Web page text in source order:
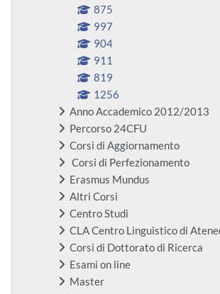
875
997
904
911
819
1256
Anno Accademico 2012/2013
Percorso 24CFU
Corsi di Aggiornamento
Corsi di Perfezionamento
Erasmus Mundus
Altri Corsi
Centro Studi
CLA Centro Linguistico di
Corsi di Dottorato di Ricerca
Esami on line
Master